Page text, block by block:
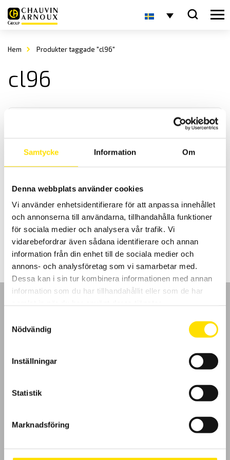
Samtycke Information Om
Denna webbplats använder cookies
Vi använder enhetsidentifierare för att anpassa innehållet
och annonserna till användarna, tillhandahålla funktioner
för sociala medier och analysera vår trafik. Vi
vidarebefordrar även sådana identifierare och annan
information från din enhet till de sociala medier och
annons- och analysföretag som vi samarbetar med.
Dessa kan i sin tur kombinera informationen med annan
information som du har tillhandahållit eller som de har
Nödvändig
Inställningar
Statistik
Marknadsföring
Hem Produkter taggade "cl96"
cl96
Analoga panelinstrument
Vi levererar analoga panelinstrument i storlek enligt DIN-norm,
både enstaka samt i större antal för ert projekt.
LÄS MER